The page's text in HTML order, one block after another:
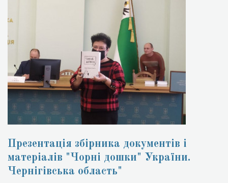
Презентація збірника документів і
матеріалів "Чорні дошки" України.
Чернігівська область"